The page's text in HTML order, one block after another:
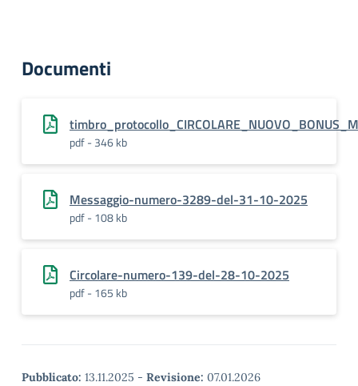
Documenti
pdf - 346 kb
Messaggio-numero-3289-del-31-10-2025
pdf - 108 kb
Circolare-numero-139-del-28-10-2025
pdf - 165 kb
Pubblicato: 13.11.2025 - Revisione: 07.01.2026